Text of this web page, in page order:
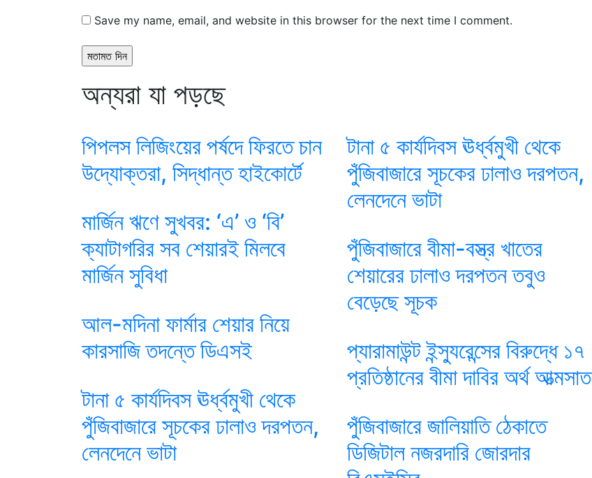
Save my name, email, and website in this browser for the next time I comment.
অন্যরা যা পড়ছে
পিপলস লিজিংয়ের পর্ষদে ফিরতে চান
উদ্যোক্তরা, সিদ্ধান্ত হাইকোর্টে
মার্জিন ঋণে সুখবর: ‘এ’ ও ‘বি’
ক্যাটাগরির সব শেয়ারই মিলবে
মার্জিন সুবিধা
আল-মদিনা ফার্মার শেয়ার নিয়ে
কারসাজি তদন্তে ডিএসই
টানা ৫ কার্যদিবস ঊর্ধ্বমুখী থেকে
পুঁজিবাজারে সূচকের ঢালাও দরপতন,
লেনদেনে ভাটা
টানা ৫ কার্যদিবস ঊর্ধ্বমুখী থেকে
পুঁজিবাজারে সূচকের ঢালাও দরপতন,
লেনদেনে ভাটা
পুঁজিবাজারে বীমা-বস্ত্র খাতের
শেয়ারের ঢালাও দরপতন তবুও
বেড়েছে সূচক
প্যারামাউন্ট ইন্স্যুরেন্সের বিরুদ্ধে ১৭
প্রতিষ্ঠানের বীমা দাবির অর্থ আত্মসাত
পুঁজিবাজারে জালিয়াতি ঠেকাতে
ডিজিটাল নজরদারি জোরদার